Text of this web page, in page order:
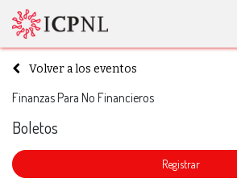
Volver a los eventos
Finanzas Para No Financieros
Boletos
​Registrar